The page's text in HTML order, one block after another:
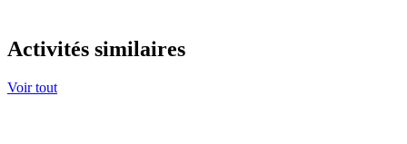
Activités similaires
Voir tout